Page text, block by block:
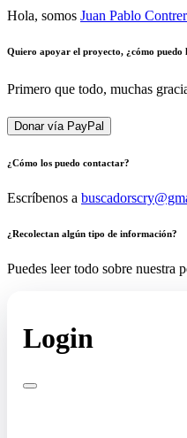
Hola, somos Juan Pablo
Quiero apoyar el proyecto, ¿cómo puedo
Primero que todo, muchas
Donar vía PayPal
¿Cómo los puedo contactar?
Escríbenos a
¿Recolectan algún tipo de información?
Puedes leer todo sobre nuestra
Login